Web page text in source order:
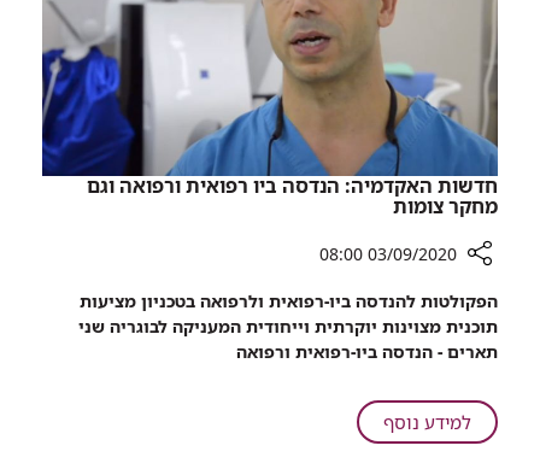
ברמב"ם
חדשות האקדמיה: הנדסה ביו רפואית ורפואה וגם
מחקר צומות
שיתוף
חדשות
האקדמיה:
רפואית
03/09/2020 08:00
הפקולטות להנדסה ביו-רפואית ולרפואה בטכניון מציעות
תוכנית מצוינות יוקרתית וייחודית המעניקה לבוגריה שני
תארים - הנדסה ביו-רפואית ורפואה
למידע נוסףעל
חדשות